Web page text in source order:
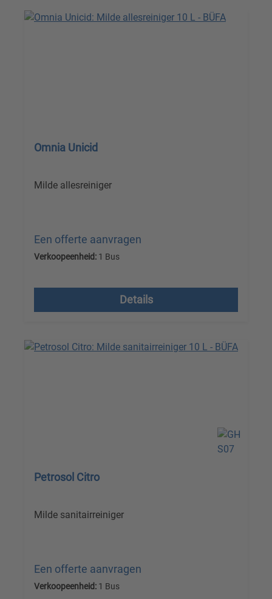
Omnia Unicid
Milde allesreiniger
Een offerte aanvragen
Verkoopeenheid: 1 Bus
Details
Petrosol Citro
Milde sanitairreiniger
Een offerte aanvragen
Verkoopeenheid: 1 Bus